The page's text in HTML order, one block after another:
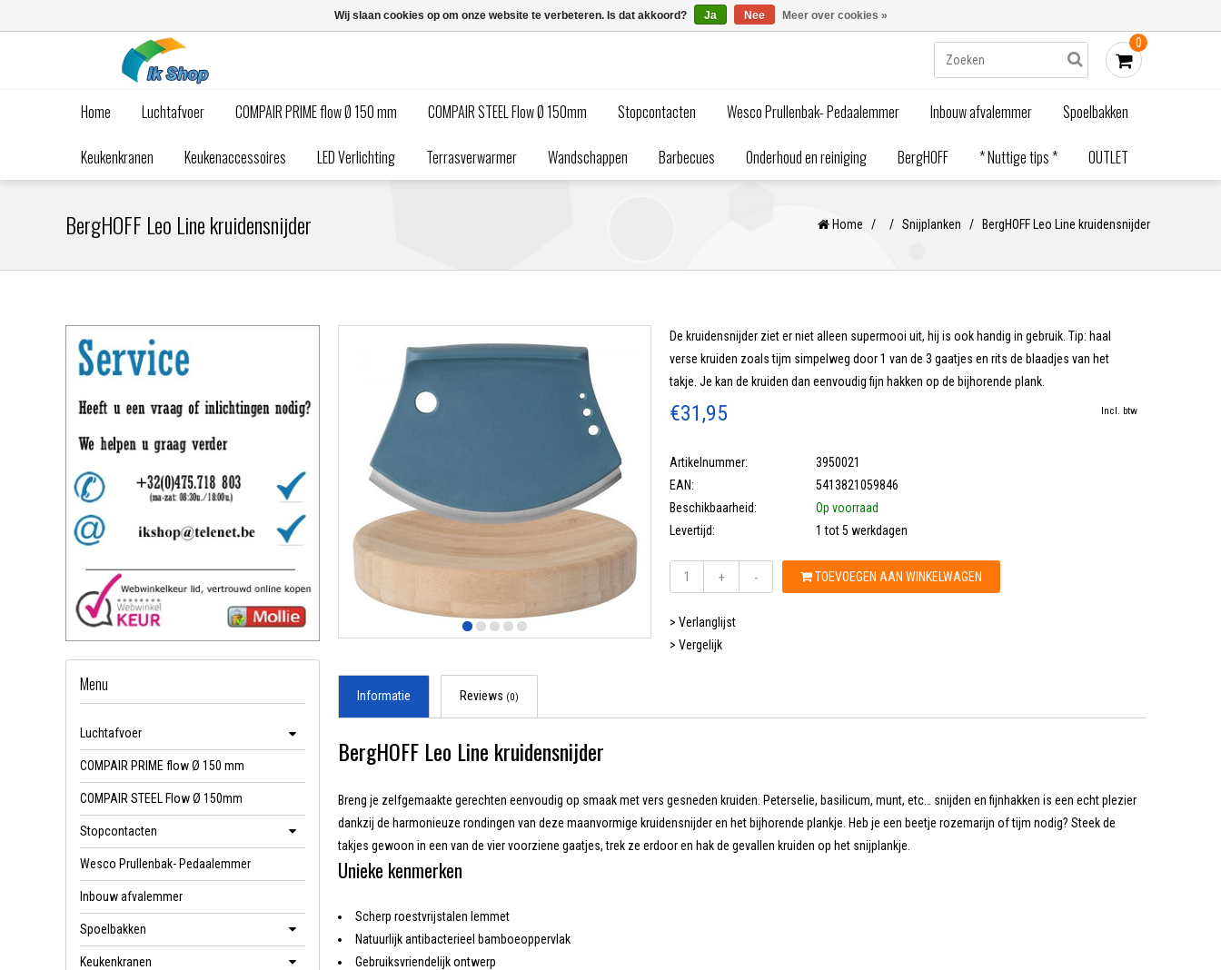
0
Home Luchtafvoer COMPAIR PRIME flow Ø 150 mm COMPAIR STEEL Flow Ø 150mm Stopcontacten Wesco Prullenbak- Pedaalemmer Inbouw afvalemmer Spoelbakken
Keukenkranen Keukenaccessoires LED Verlichting Terrasverwarmer Wandschappen Barbecues Onderhoud en reiniging BergHOFF * Nuttige tips * OUTLET
BergHOFF Leo Line kruidensnijder Home / / Snijplanken / BergHOFF Leo Line kruidensnijder
De kruidensnijder ziet er niet alleen supermooi uit, hij is ook handig in gebruik. Tip: haal
verse kruiden zoals tijm simpelweg door 1 van de 3 gaatjes en rits de blaadjes van het
takje. Je kan de kruiden dan eenvoudig fijn hakken op de bijhorende plank.
€31,95 Incl. btw
Artikelnummer:
3950021
EAN:
5413821059846
Beschikbaarheid:
Op voorraad
Levertijd:
1 tot 5 werkdagen
+ - TOEVOEGEN AAN WINKELWAGEN
> Verlanglijst
> Vergelijk
Informatie Reviews (0)
BergHOFF Leo Line kruidensnijder
Breng je zelfgemaakte gerechten eenvoudig op smaak met vers gesneden kruiden. Peterselie, basilicum, munt, etc… snijden en fijnhakken is een echt plezier
dankzij de harmonieuze rondingen van deze maanvormige kruidensnijder en het bijhorende plankje. Heb je een beetje rozemarijn of tijm nodig? Steek de
takjes gewoon in een van de vier voorziene gaatjes, trek ze erdoor en hak de gevallen kruiden op het snijplankje.
Unieke kenmerken
Scherp roestvrijstalen lemmet
Natuurlijk antibacterieel bamboeoppervlak
Gebruiksvriendelijk ontwerp
Menu
Luchtafvoer
COMPAIR PRIME flow Ø 150 mm
COMPAIR STEEL Flow Ø 150mm
Stopcontacten
Wesco Prullenbak- Pedaalemmer
Inbouw afvalemmer
Spoelbakken
Keukenkranen
Wij slaan cookies op om onze website te verbeteren. Is dat akkoord? Ja Nee Meer over cookies »